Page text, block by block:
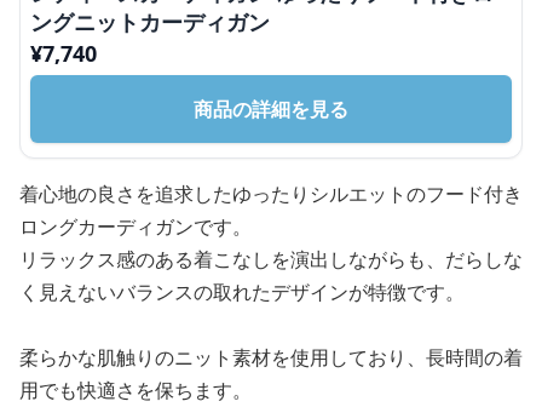
ングニットカーディガン
¥7,740
商品の詳細を見る
着心地の良さを追求したゆったりシルエットのフード付き
ロングカーディガンです。
リラックス感のある着こなしを演出しながらも、だらしな
く見えないバランスの取れたデザインが特徴です。
柔らかな肌触りのニット素材を使用しており、長時間の着
用でも快適さを保ちます。